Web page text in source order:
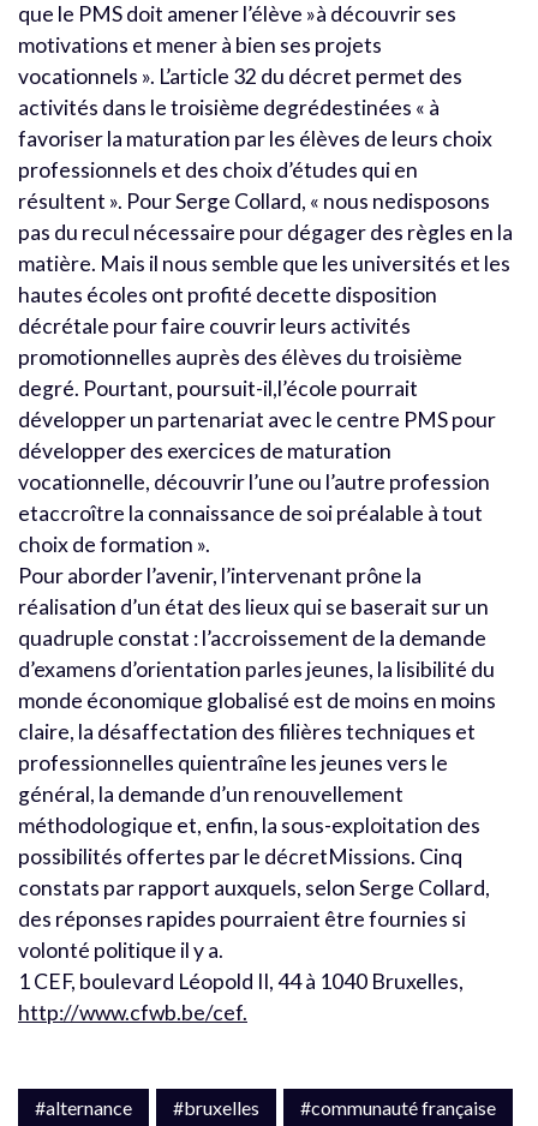
que le PMS doit amener l’élève »à découvrir ses
motivations et mener à bien ses projets
vocationnels ». L’article 32 du décret permet des
activités dans le troisième degrédestinées « à
favoriser la maturation par les élèves de leurs choix
professionnels et des choix d’études qui en
résultent ». Pour Serge Collard, « nous nedisposons
pas du recul nécessaire pour dégager des règles en la
matière. Mais il nous semble que les universités et les
hautes écoles ont profité decette disposition
décrétale pour faire couvrir leurs activités
promotionnelles auprès des élèves du troisième
degré. Pourtant, poursuit-il,l’école pourrait
développer un partenariat avec le centre PMS pour
développer des exercices de maturation
vocationnelle, découvrir l’une ou l’autre profession
etaccroître la connaissance de soi préalable à tout
choix de formation ».
Pour aborder l’avenir, l’intervenant prône la
réalisation d’un état des lieux qui se baserait sur un
quadruple constat : l’accroissement de la demande
d’examens d’orientation parles jeunes, la lisibilité du
monde économique globalisé est de moins en moins
claire, la désaffectation des filières techniques et
professionnelles quientraîne les jeunes vers le
général, la demande d’un renouvellement
méthodologique et, enfin, la sous-exploitation des
possibilités offertes par le décretMissions. Cinq
constats par rapport auxquels, selon Serge Collard,
des réponses rapides pourraient être fournies si
volonté politique il y a.
1 CEF, boulevard Léopold II, 44 à 1040 Bruxelles,
http://www.cfwb.be/cef.
#alternance #bruxelles #communauté française